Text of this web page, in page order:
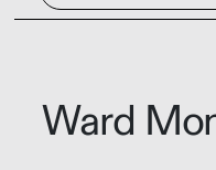
Ward